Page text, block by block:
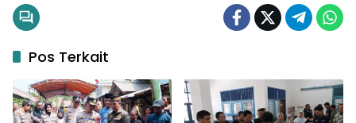
Pos Terkait